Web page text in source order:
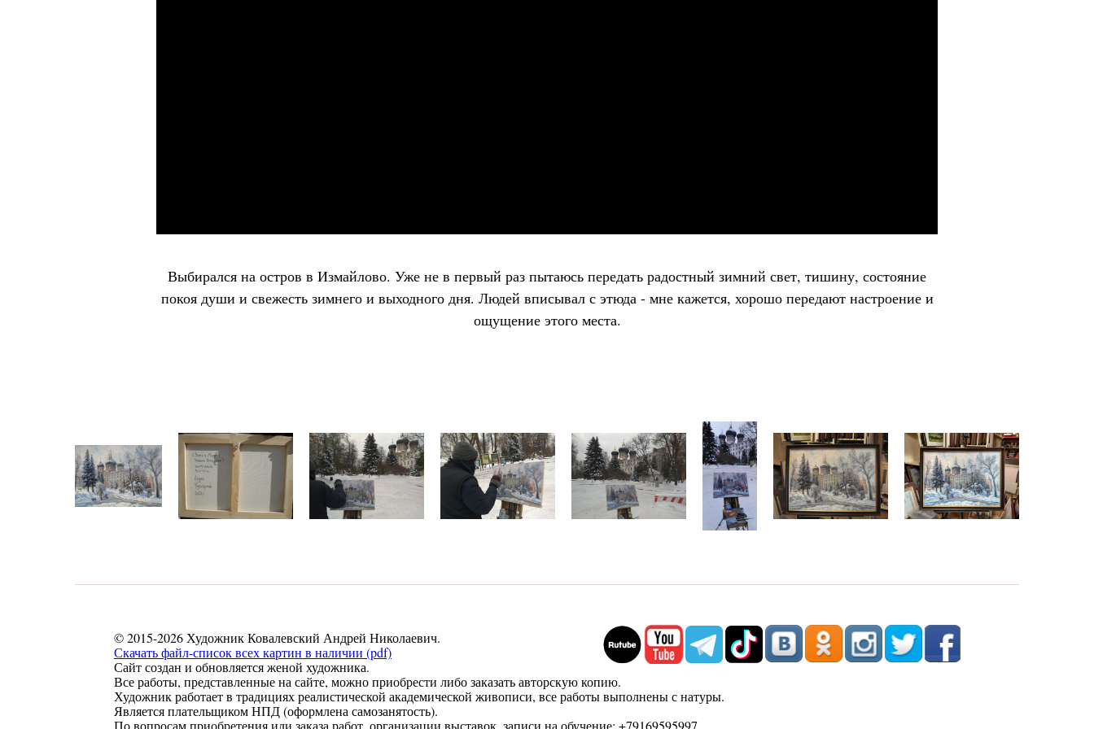
Выбирался на остров в Измайлово. Уже не в первый раз пытаюсь передать радостный зимний свет, тишину, состояние
покоя души и свежесть зимнего и выходного дня. Людей вписывал с этюда - мне кажется, хорошо передают настроение и
ощущение этого места.
© 2015-2026 Художник Ковалевский Андрей Николаевич.
Скачать файл-список всех картин в наличии (pdf)
Сайт создан и обновляется женой художника.
Все работы, представленные на сайте, можно приобрести либо заказать авторскую копию.
Художник работает в традициях реалистической академической живописи, все работы выполнены с натуры.
Является плательщиком НПД (оформлена самозанятость).
По вопросам приобретения или заказа работ, организации выставок, записи на обучение: +79169595997